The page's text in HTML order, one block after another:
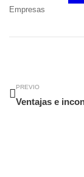
Empresas
PREVIO